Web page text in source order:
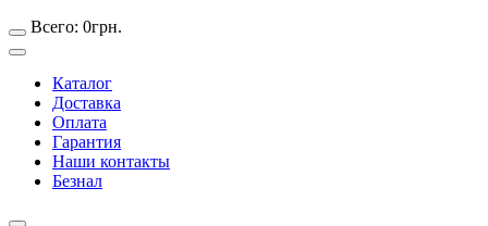
Всего: 0грн.
Каталог
Доставка
Оплата
Гарантия
Наши контакты
Безнал